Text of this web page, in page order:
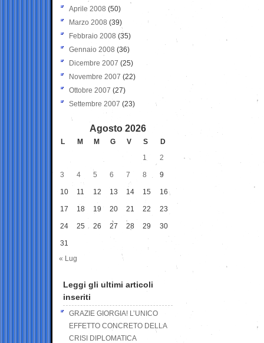
Aprile 2008 (50)
Marzo 2008 (39)
Febbraio 2008 (35)
Gennaio 2008 (36)
Dicembre 2007 (25)
Novembre 2007 (22)
Ottobre 2007 (27)
Settembre 2007 (23)
Agosto 2026
L M M G V S
D
1
2
3 4 5 6 7 8 9
10 11 12 13 14 15 16
17 18 19 20 21 22 23
24 25 26 27 28 29 30
31
« Lug
Leggi gli ultimi articoli
inseriti
GRAZIE GIORGIA! L’UNICO
EFFETTO CONCRETO DELLA
CRISI DIPLOMATICA